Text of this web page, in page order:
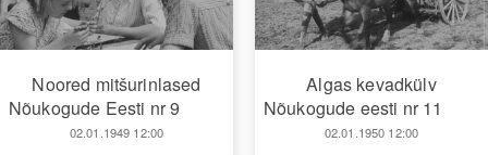
Noored mitšurinlased
Nõukogude Eesti nr 9
02.01.1949 12:00
Algas kevadkülv
Nõukogude eesti nr 11
02.01.1950 12:00